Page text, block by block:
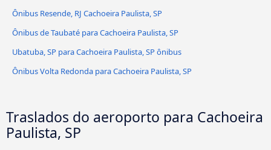
Ônibus Resende, RJ Cachoeira Paulista, SP
Ônibus de Taubaté para Cachoeira Paulista, SP
Ubatuba, SP para Cachoeira Paulista, SP ônibus
Ônibus Volta Redonda para Cachoeira Paulista, SP
Traslados do aeroporto para Cachoeira
Paulista, SP